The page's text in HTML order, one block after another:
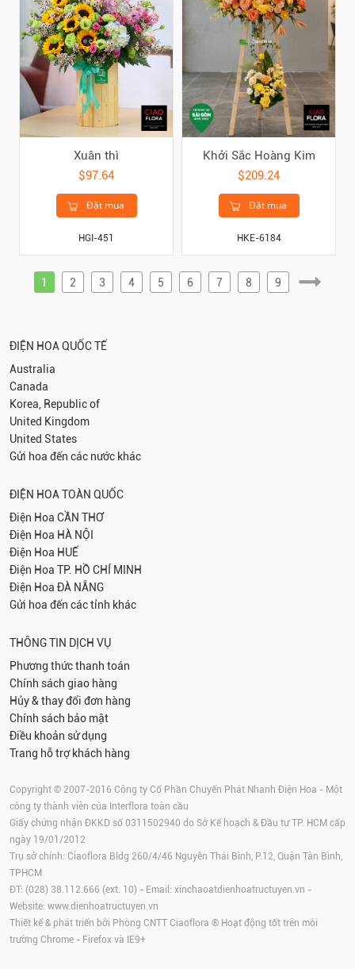
Xuân thì
$97.64
Đặt mua
HGI-451
Khởi Sắc Hoàng Kim
$209.24
Đặt mua
HKE-6184
1 2 3 4 5 6 7 8 9
ĐIỆN HOA QUỐC TẾ
Australia
Canada
Korea, Republic of
United Kingdom
United States
Gửi hoa đến các nước khác
ĐIỆN HOA TOÀN QUỐC
Điện Hoa CẦN THƠ
Điện Hoa HÀ NỘI
Điện Hoa HUẾ
Điện Hoa TP. HỒ CHÍ MINH
Điện Hoa ĐÀ NẴNG
Gửi hoa đến các tỉnh khác
THÔNG TIN DỊCH VỤ
Phương thức thanh toán
Chính sách giao hàng
Hủy & thay đổi đơn hàng
Chính sách bảo mật
Điều khoản sử dụng
Trang hỗ trợ khách hàng
Copyright © 2007-2016 Công ty Cổ Phần Chuyển Phát Nhanh Điện Hoa - Một
công ty thành viên của Interflora toàn cầu
Giấy chứng nhận ĐKKD số 0311502940 do Sở Kế hoạch & Đầu tư TP. HCM cấp
ngày 19/01/2012
Trụ sở chính: Ciaoflora Bldg 260/4/46 Nguyễn Thái Bình, P.12, Quận Tân Bình,
TPHCM
ĐT: (028) 38.112.666 (ext. 10) - Email: xinchaoatdienhoatructuyen.vn -
Website: www.dienhoatructuyen.vn
Thiết kế & phát triển bởi Phòng CNTT Ciaoflora ® Hoạt động tốt trên môi
trường Chrome - Firefox và IE9+